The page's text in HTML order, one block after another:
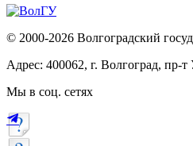
© 2000-2026 Волгоградский
Адрес: 400062, г. Волгоград, пр-
Мы в соц. сетях